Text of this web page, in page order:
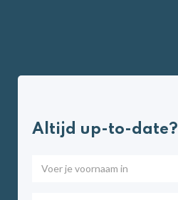
Altijd up-to-date?